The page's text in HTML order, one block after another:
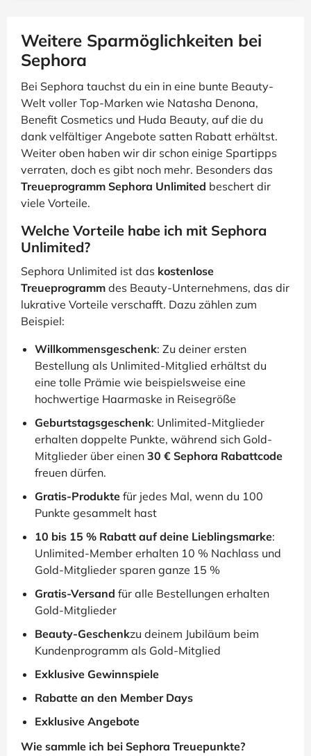
Weitere Sparmöglichkeiten bei
Sephora
Bei Sephora tauchst du ein in eine bunte Beauty-
Welt voller Top-Marken wie Natasha Denona,
Benefit Cosmetics und Huda Beauty, auf die du
dank velfältiger Angebote satten Rabatt erhältst.
Weiter oben haben wir dir schon einige Spartipps
verraten, doch es gibt noch mehr. Besonders das
Treueprogramm Sephora Unlimited beschert dir
viele Vorteile.
Welche Vorteile habe ich mit Sephora
Unlimited?
Sephora Unlimited ist das kostenlose
Treueprogramm des Beauty-Unternehmens, das dir
lukrative Vorteile verschafft. Dazu zählen zum
Beispiel:
Willkommensgeschenk: Zu deiner ersten
Bestellung als Unlimited-Mitglied erhältst du
eine tolle Prämie wie beispielsweise eine
hochwertige Haarmaske in Reisegröße
Geburtstagsgeschenk: Unlimited-Mitglieder
erhalten doppelte Punkte, während sich Gold-
Mitglieder über einen 30 € Sephora Rabattcode
freuen dürfen.
Gratis-Produkte für jedes Mal, wenn du 100
Punkte gesammelt hast
10 bis 15 % Rabatt auf deine Lieblingsmarke:
Unlimited-Member erhalten 10 % Nachlass und
Gold-Mitglieder sparen ganze 15 %
Gratis-Versand für alle Bestellungen erhalten
Gold-Mitglieder
Beauty-Geschenkzu deinem Jubiläum beim
Kundenprogramm als Gold-Mitglied
Exklusive Gewinnspiele
Rabatte an den Member Days
Exklusive Angebote
Wie sammle ich bei Sephora Treuepunkte?